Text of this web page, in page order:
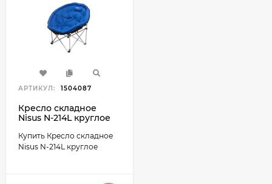
АРТИКУЛ: 1504087
Кресло складное
Nisus N-214L круглое
Купить Кресло складное
Nisus N-214L круглое